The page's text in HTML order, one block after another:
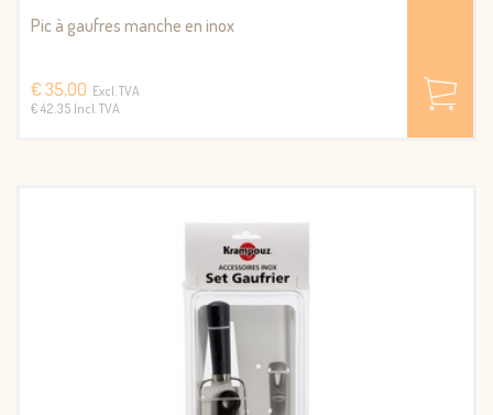
Pic à gaufres manche en inox
€ 35,00 Excl. TVA
€ 42.35 Incl. TVA